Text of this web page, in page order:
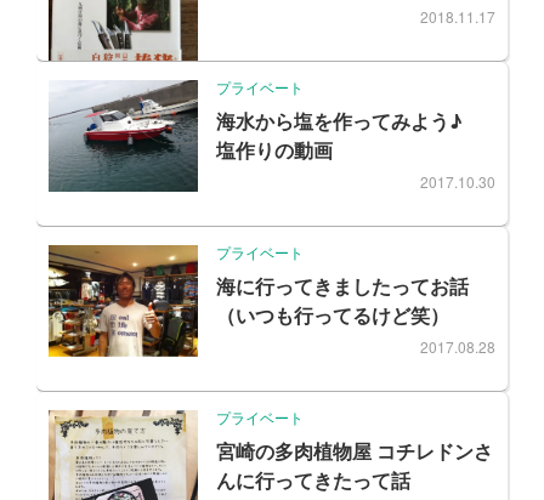
2018.11.17
プライベート
海水から塩を作ってみよう♪
塩作りの動画
2017.10.30
プライベート
海に行ってきましたってお話
（いつも行ってるけど笑）
2017.08.28
プライベート
宮崎の多肉植物屋 コチレドンさ
んに行ってきたって話